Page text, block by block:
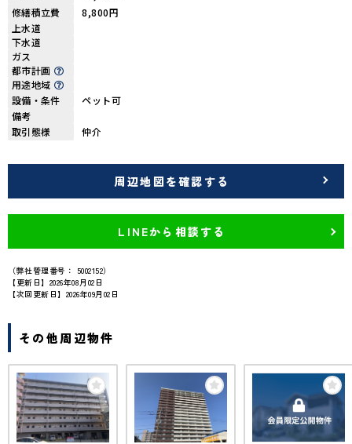
修繕積立費
8,800円
上水道
下水道
ガス
都市計画
用途地域
設備・条件
ペット可
備考
取引態様
仲介
周辺地図を確認する
LINEから相談する
（弊社管理番号： 5002152）
【更新日】2026年08月02日
【次回更新日】2026年09月02日
その他周辺物件